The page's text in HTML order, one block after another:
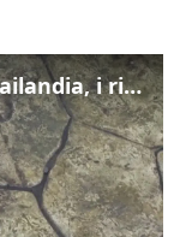
Sparatoria in una scuola in Thailandia, i rilievi della polizia